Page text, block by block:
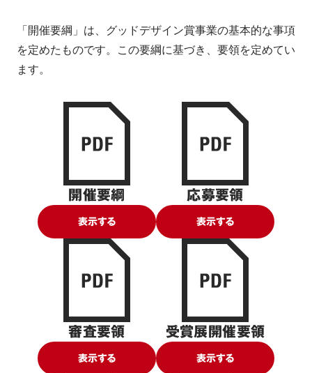
「開催要綱」は、グッドデザイン賞事業の基本的な事項
を定めたものです。この要綱に基づき、要領を定めてい
ます。
開催要綱
表示する
応募要領
表示する
審査要領
表示する
受賞展開催要領
表示する